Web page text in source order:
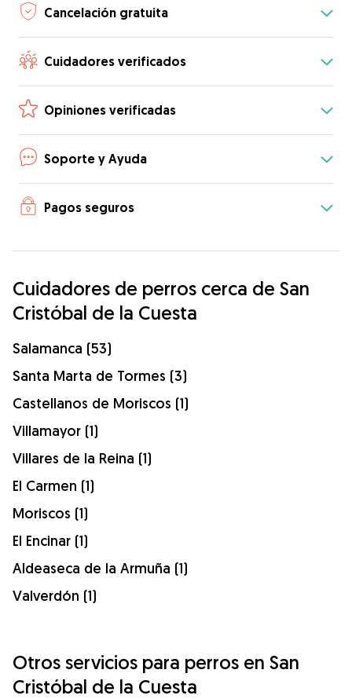
Cancelación gratuita
Cuidadores verificados
Opiniones verificadas
Soporte y Ayuda
Pagos seguros
Cuidadores de perros cerca de San
Cristóbal de la Cuesta
Salamanca (53)
Santa Marta de Tormes (3)
Castellanos de Moriscos (1)
Villamayor (1)
Villares de la Reina (1)
El Carmen (1)
Moriscos (1)
El Encinar (1)
Aldeaseca de la Armuña (1)
Valverdón (1)
Otros servicios para perros en San
Cristóbal de la Cuesta